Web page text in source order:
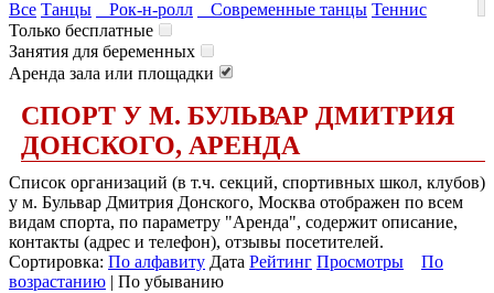
Все Танцы Рок-н-ролл Современные танцы Теннис
Только бесплатные
Занятия для беременных
Аренда зала или площадки
СПОРТ У М. БУЛЬВАР ДМИТРИЯ
ДОНСКОГО, АРЕНДА
Список организаций (в т.ч. секций, спортивных школ, клубов)
у м. Бульвар Дмитрия Донского, Москва отображен по всем
видам спорта, по параметру "Аренда", содержит описание,
контакты (адрес и телефон), отзывы посетителей.
Сортировка: По алфавиту Дата Рейтинг Просмотры
По
возрастанию | По убыванию